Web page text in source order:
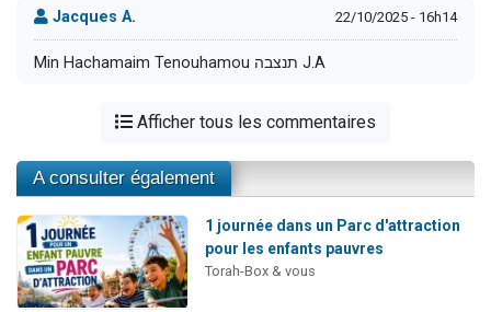
Jacques A. 22/10/2025 - 16h14
Min Hachamaim Tenouhamou תנצבה J.A
Afficher tous les commentaires
A consulter également
1 journée dans un Parc d'attraction
pour les enfants pauvres
Torah-Box & vous